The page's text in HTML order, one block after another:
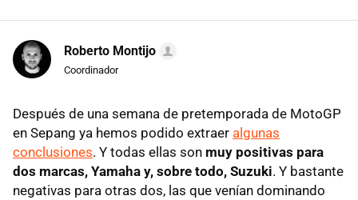
Roberto Montijo
Coordinador
Después de una semana de pretemporada de MotoGP
en Sepang ya hemos podido extraer algunas
conclusiones. Y todas ellas son muy positivas para
dos marcas, Yamaha y, sobre todo, Suzuki. Y bastante
negativas para otras dos, las que venían dominando